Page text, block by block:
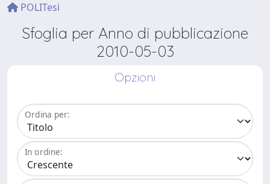
POLITesi
Sfoglia per Anno di pubblicazione
2010-05-03
Opzioni
Ordina per:
In ordine: